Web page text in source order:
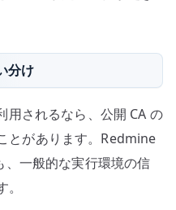
分け
用されるなら、公開 CA の
とがあります。Redmine
、一般的な実行環境の信